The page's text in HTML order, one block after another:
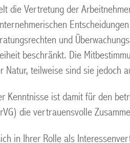
die Vertretung der
und
beschränkt. Die
teilweise sind sie jedoch
Kenntnisse ist damit für den
die vertrauensvolle
in Ihrer Rolle als